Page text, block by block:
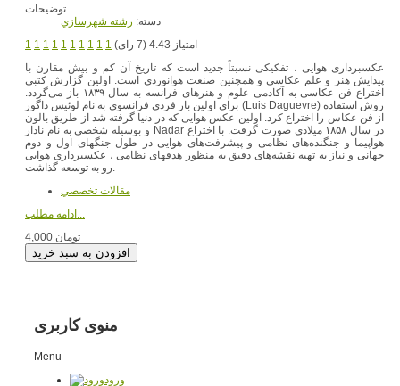
توضیحات
دسته: رشته شهرسازي
1 1 1 1 1 1 1 1 1 1
امتیاز 4.43 (7 رای)
عکسبرداری هوایی ، تفکیکی نسبتاً جدید است که تاریخ آن کم و بیش مقارن با
پیدایش هنر و علم عکاسی و همچنین صنعت هوانوردی است. اولین گزارش کتبی
اختراع فن عکاسی به آکادمی علوم و هنرهای فرانسه به سال ۱۸۳۹ باز می‌گردد.
برای اولین بار فردی فرانسوی به نام لوئیس داگور (Luis Daguevre) روش استفاده
از فن عکاس را اختراع کرد. اولین عکس‌ هوایی که در دنیا گرفته شد از طریق بالون
و بوسیله شخصی به نام نادار Nadar در سال ۱۸۵۸ میلادی صورت گرفت. با اختراع
هواپیما و جنگنده‌های نظامی و پیشرفت‌های هوایی در طول جنگهای اول و دوم
جهانی و نیاز به تهیه نقشه‌های دقیق به منظور هدفهای نظامی ، عکسبرداری هوایی
رو به توسعه گذاشت.
مقالات تخصصي
ادامه مطلب...
4,000 تومان
منوی کاربری
Menu
ورود